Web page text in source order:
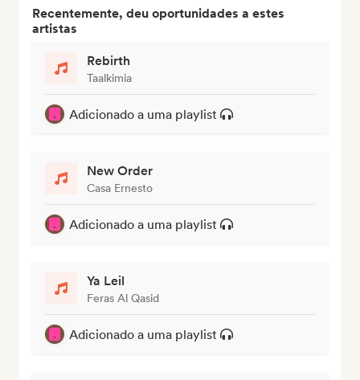
Recentemente, deu oportunidades a estes
artistas
Rebirth
Taalkimia
Adicionado a uma playlist
New Order
Casa Ernesto
Adicionado a uma playlist
Ya Leil
Feras Al Qasid
Adicionado a uma playlist